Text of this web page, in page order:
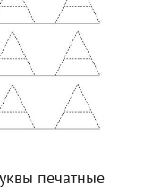
печатные